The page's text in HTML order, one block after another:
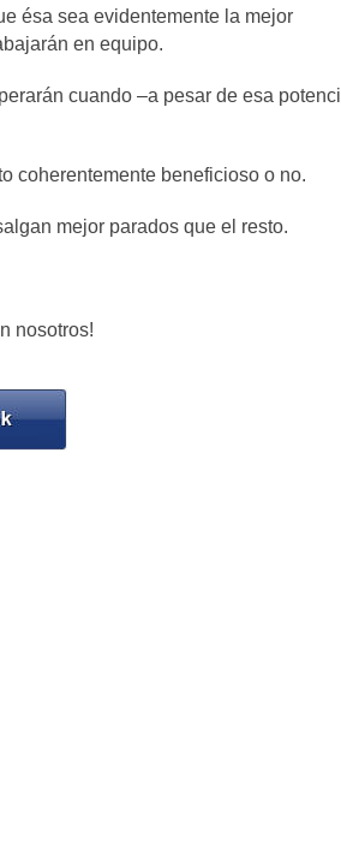
ésa sea evidentemente la mejor
en equipo.
cuando –a pesar de esa
coherentemente beneficioso o no.
mejor parados que el resto.
nosotros!